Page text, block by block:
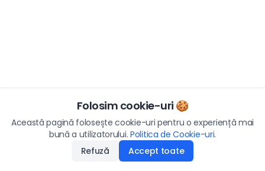
Folosim cookie-uri 🍪
Această pagină folosește cookie-uri pentru o experiență mai
bună a utilizatorului. Politica de Cookie-uri.
Refuză
Accept toate